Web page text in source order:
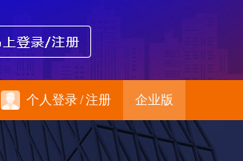
个人登录/注册 企业版